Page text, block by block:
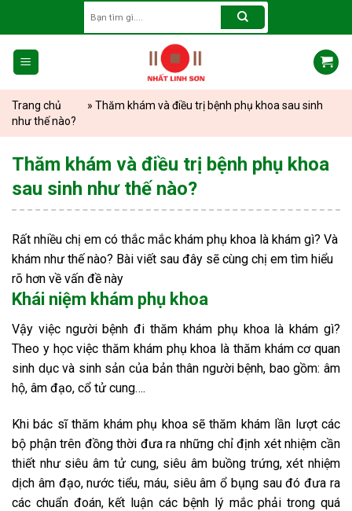
content
for:
Trang chủ » Thăm khám và điều trị bệnh phụ khoa sau sinh
như thế nào?
Thăm khám và điều trị bệnh phụ khoa
sau sinh như thế nào?
Rất nhiều chị em có thắc mắc khám phụ khoa là khám gì? Và
khám như thế nào? Bài viết sau đây sẽ cùng chị em tìm hiểu
rõ hơn về vấn đề này
Khái niệm khám phụ khoa
Vậy việc người bệnh đi thăm khám phụ khoa là khám gì?
Theo y học việc thăm khám phụ khoa là thăm khám cơ quan
sinh dục và sinh sản của bản thân người bệnh, bao gồm: âm
hộ, âm đạo, cổ tử cung….
Khi bác sĩ thăm khám phụ khoa sẽ thăm khám lần lượt các
bộ phận trên đồng thời đưa ra những chỉ định xét nhiệm cần
thiết như siêu âm tử cung, siêu âm buồng trứng, xét nhiệm
dịch âm đạo, nước tiểu, máu, siêu âm ổ bụng sau đó đưa ra
các chuẩn đoán, kết luận các bệnh lý mắc phải trong quá